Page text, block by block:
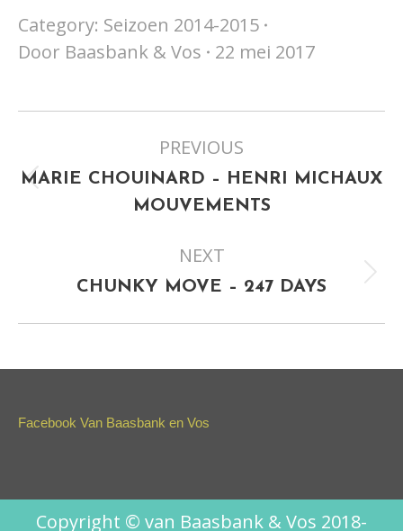
Category: Seizoen 2014-2015
Door Baasbank & Vos 22 mei 2017
PREVIOUS
Previous
project:
MARIE CHOUINARD – HENRI MICHAUX
MOUVEMENTS
NEXT
Next
CHUNKY MOVE – 247 DAYS
Facebook Van Baasbank en Vos
Copyright © van Baasbank & Vos 2018-